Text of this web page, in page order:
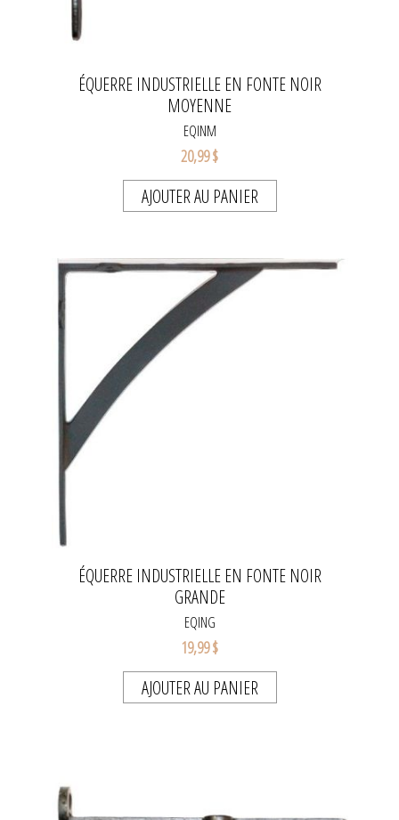
ÉQUERRE INDUSTRIELLE EN FONTE NOIR
MOYENNE
EQINM
20,99 $
AJOUTER AU PANIER
ÉQUERRE INDUSTRIELLE EN FONTE NOIR
GRANDE
EQING
19,99 $
AJOUTER AU PANIER